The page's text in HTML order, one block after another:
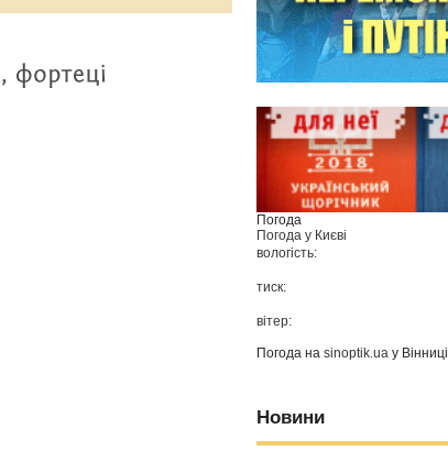
Погода
Погода у Києві
вологість:
тиск:
вітер:
Погода наsinoptik.ua у Вінниці
Новини